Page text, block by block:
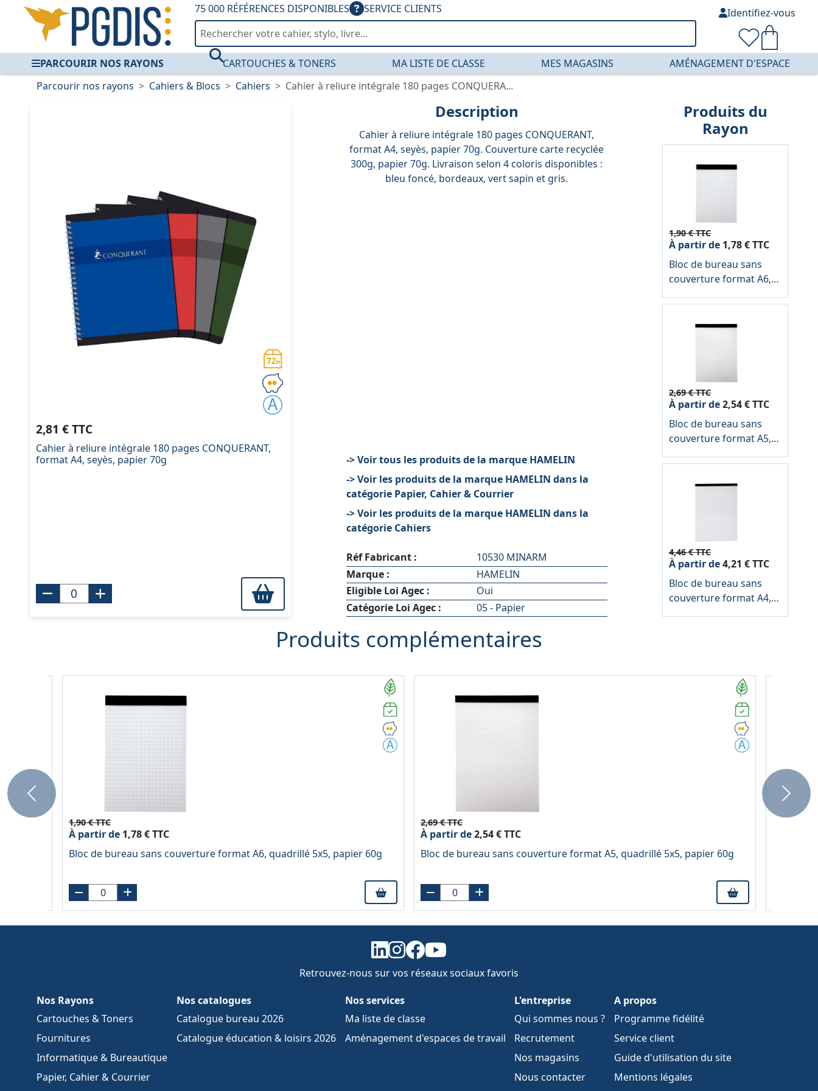
75 000 RÉFÉRENCES DISPONIBLES SERVICE CLIENTS
PARCOURIR NOS RAYONS CARTOUCHES & TONERS MA LISTE DE CLASSE MES MAGASINS AMÉNAGEMENT D'ESPACE
Identifiez-vous
Parcourir nos rayons Cahiers & Blocs Cahiers Cahier à reliure intégrale 180 pages CONQUERA...
2,81 € TTC
Cahier à reliure intégrale 180 pages CONQUERANT,
format A4, seyès, papier 70g
Description
Cahier à reliure intégrale 180 pages CONQUERANT,
format A4, seyès, papier 70g. Couverture carte recyclée
300g, papier 70g. Livraison selon 4 coloris disponibles :
bleu foncé, bordeaux, vert sapin et gris.
-> Voir tous les produits de la marque HAMELIN
-> Voir les produits de la marque HAMELIN dans la
catégorie Papier, Cahier & Courrier
-> Voir les produits de la marque HAMELIN dans la
catégorie Cahiers
Réf Fabricant :
10530 MINARM
Marque :
HAMELIN
Eligible Loi Agec :
Oui
Catégorie Loi Agec :
05 - Papier
Produits du
Rayon
1,90 € TTC
À partir de 1,78 € TTC
Bloc de bureau sans
couverture format A6,
60g
2,69 € TTC
À partir de2,54 € TTC
Bloc de bureau sans
couverture format A5,
60g
4,46 € TTC
À partir de4,21 € TTC
Bloc de bureau sans
couverture format A4,
Produits complémentaires
1,90 € TTC
À partir de 1,78 € TTC
Bloc de bureau sans couverture format A6, quadrillé 5x5, papier 60g
2,69 € TTC
À partir de2,54 € TTC
Bloc de bureau sans couverture format A5, quadrillé 5x5, papier 60g
Previous Next
Nos Rayons
Cartouches & Toners
Fournitures
Informatique & Bureautique
Papier, Cahier & Courrier
Nos catalogues
Catalogue bureau 2026
Catalogue éducation & loisirs 2026
Nos services
Ma liste de classe
Aménagement d'espaces de travail
L'entreprise
Qui sommes nous ?
Recrutement
Nos magasins
Nous contacter
A propos
Programme fidélité
Service client
Guide d'utilisation du site
Mentions légales
Retrouvez-nous sur vos réseaux sociaux favoris